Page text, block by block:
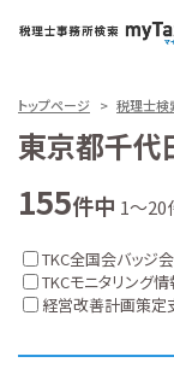
トップページ 税理士検
東京都千代
155件中 1～20
TKC全国会バッジ
TKCモニタリング
経営改善計画策定